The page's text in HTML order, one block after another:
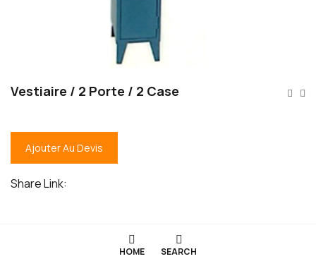
Vestiaire / 2 Porte / 2 Case
Ajouter Au Devis
Share Link:
HOME SEARCH